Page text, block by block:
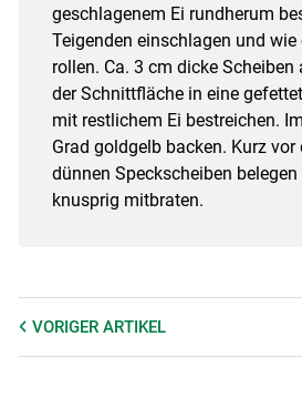
geschlagenem Ei rundherum
Teigenden einschlagen und wie
rollen. Ca. 3 cm dicke
der Schnittfläche in eine
mit restlichem Ei bestreichen.
Grad goldgelb backen. Kurz vor
dünnen Speckscheiben
knusprig mitbraten.
VORIGER ARTIKEL